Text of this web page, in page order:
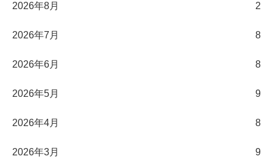
2026年8月 2
2026年7月 8
2026年6月 8
2026年5月 9
2026年4月 8
2026年3月 9